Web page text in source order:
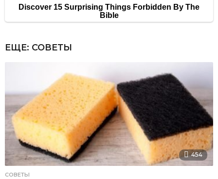
ЕЩЕ: СОВЕТЫ
454
СОВЕТЫ